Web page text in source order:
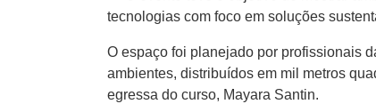
tecnologias com foco em soluções
O espaço foi planejado por profissionais
ambientes, distribuídos em mil metros
egressa do curso, Mayara Santin.